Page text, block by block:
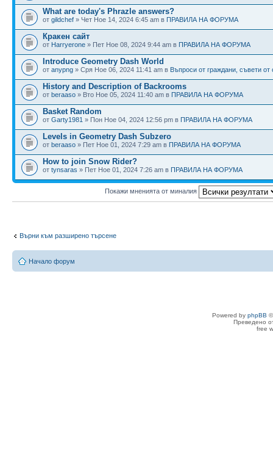
What are today's Phrazle answers?
от gildchef » Чет Ное 14, 2024 6:45 am в ПРАВИЛА НА ФОРУМА
Кракен сайт
от Harryerone » Пет Ное 08, 2024 9:44 am в ПРАВИЛА НА ФОРУМА
Introduce Geometry Dash World
от anypng » Сря Ное 06, 2024 11:41 am в Въпроси от граждани, съвети от
History and Description of Backrooms
от beraaso » Вто Ное 05, 2024 11:40 am в ПРАВИЛА НА ФОРУМА
Basket Random
от Garty1981 » Пон Ное 04, 2024 12:56 pm в ПРАВИЛА НА ФОРУМА
Levels in Geometry Dash Subzero
от beraaso » Пет Ное 01, 2024 7:29 am в ПРАВИЛА НА ФОРУМА
How to join Snow Rider?
от tynsaras » Пет Ное 01, 2024 7:26 am в ПРАВИЛА НА ФОРУМА
Покажи мненията от миналия
Върни към разширено търсене
Начало форум
Powered by phpBB
Преведено
free